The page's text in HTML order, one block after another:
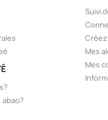
abao?
Suivi
Mes
Mes